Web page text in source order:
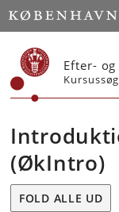
Start
Efter-
(ØkIntro)
FOLD ALLE UD